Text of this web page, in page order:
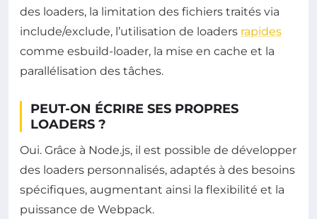
des loaders, la limitation des fichiers traités via
include/exclude, l’utilisation de loaders rapides
comme esbuild-loader, la mise en cache et la
parallélisation des tâches.
PEUT-ON ÉCRIRE SES PROPRES
LOADERS ?
Oui. Grâce à Node.js, il est possible de développer
des loaders personnalisés, adaptés à des besoins
spécifiques, augmentant ainsi la flexibilité et la
puissance de Webpack.